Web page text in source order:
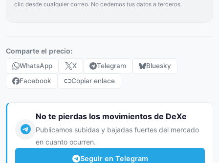
clic desde cualquier correo. No cedemos tus datos a terceros.
Comparte el precio:
WhatsApp X Telegram
Bluesky
Facebook
Copiar enlace
No te pierdas los movimientos de DeXe
Publicamos subidas y bajadas fuertes del mercado
en cuanto ocurren.
Seguir en Telegram